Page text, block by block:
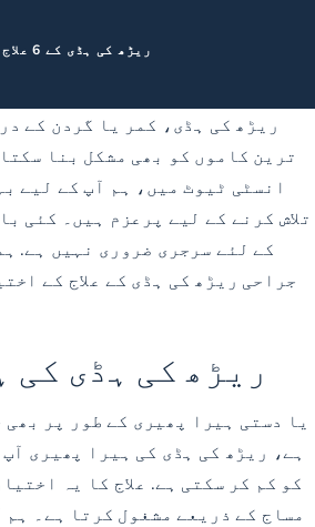
ریڑھ کی ہڈی کے 6 علاج جن کے لیے سرجری کی ضر
ریڑھ کی ہڈی، کمر یا گردن کے
ترین کاموں کو بھی مشکل بنا
انسٹی ٹیوٹ میں، ہم آپ کے لیے
تلاش کرنے کے لیے پرعزم ہیں۔ کئی
کے لئے سرجری ضروری نہیں ہے.
جراحی ریڑھ کی ہڈی کے علاج کے
ریڑھ کی ہڈی کی
ہے، ریڑھ کی ہڈی کی ہیرا پھیری
کو کم کر سکتی ہے. علاج کا یہ
مساج کے ذریعے مشغول کرتا ہے۔ ہم